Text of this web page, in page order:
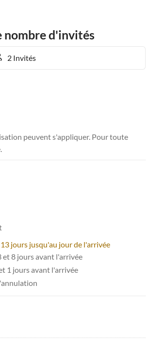
nombre d'invités
peuvent s'appliquer. Pour toute
jours jusqu'au jour de l'arrivée
et 8 jours avant l'arrivée
1 jours avant l'arrivée